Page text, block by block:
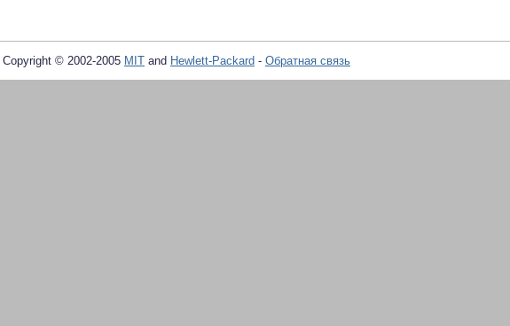
Copyright © 2002-2005 MIT and Hewlett-Packard - Обратная связь